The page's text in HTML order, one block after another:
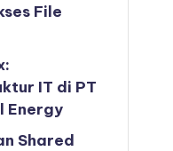
File
IT di PT
Energy
Shared